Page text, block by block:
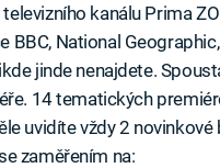
kanálu Prima
BBC, National
jinde nenajdete.
14 tematických
uvidíte vždy 2
zaměřením na: